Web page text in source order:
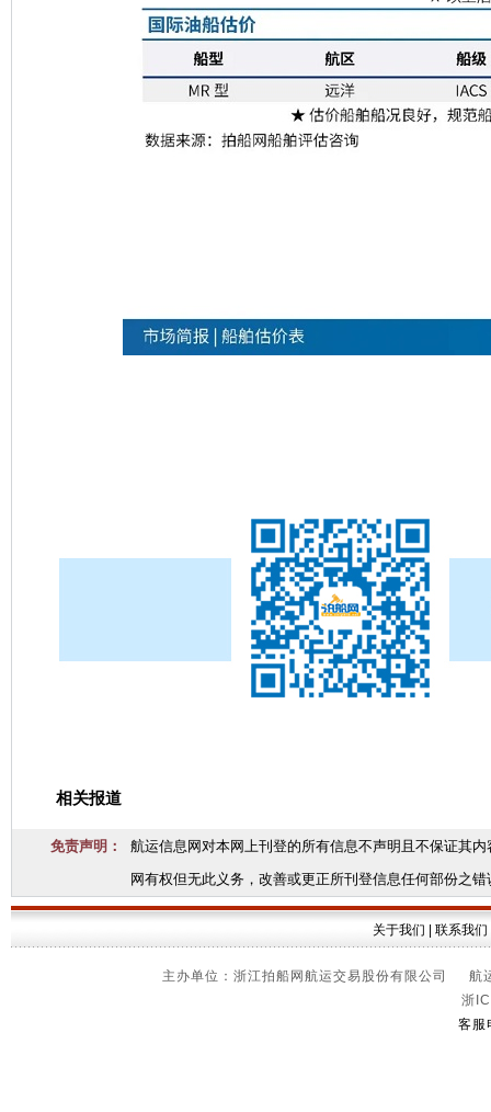
相关报道
免责声明：
航运信息网对本网上刊登的所有信息不声明且不保证其
网有权但无此义务，改善或更正所刊登信息任何部份之错
关于我们 联系我们
主办单位：浙江拍船网航运交易股份有限公司
浙
客服